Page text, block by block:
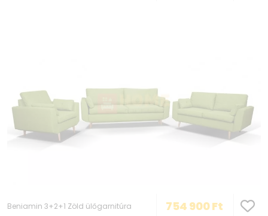
Beniamin 3+2+1 Zöld ülőgarnitúra 754 900Ft